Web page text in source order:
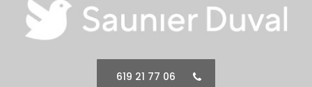
619 21 77 06